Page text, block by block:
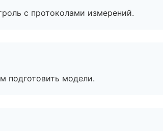
с протоколами измерений.
подготовить модели.